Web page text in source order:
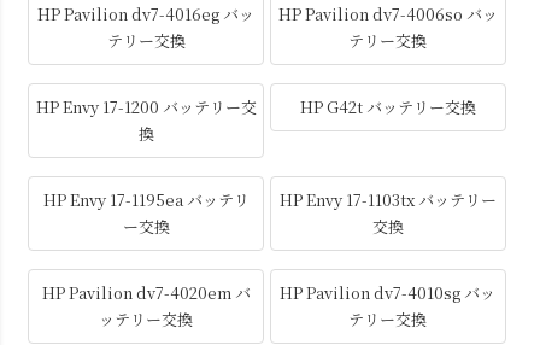
HP Pavilion dv7-4016eg バッ
テリー交換
HP Pavilion dv7-4006so バッ
テリー交換
HP Envy 17-1200 バッテリー交
換
HP G42t バッテリー交換
HP Envy 17-1195ea バッテリ
ー交換
HP Envy 17-1103tx バッテリー
交換
HP Pavilion dv7-4020em バ
ッテリー交換
HP Pavilion dv7-4010sg バッ
テリー交換